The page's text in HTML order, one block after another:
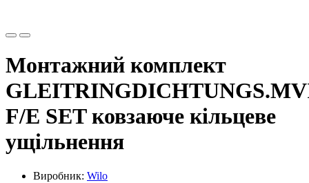
Монтажний комплект
F/E SET ковзаюче кільцеве
ущільнення
Виробник: Wilo